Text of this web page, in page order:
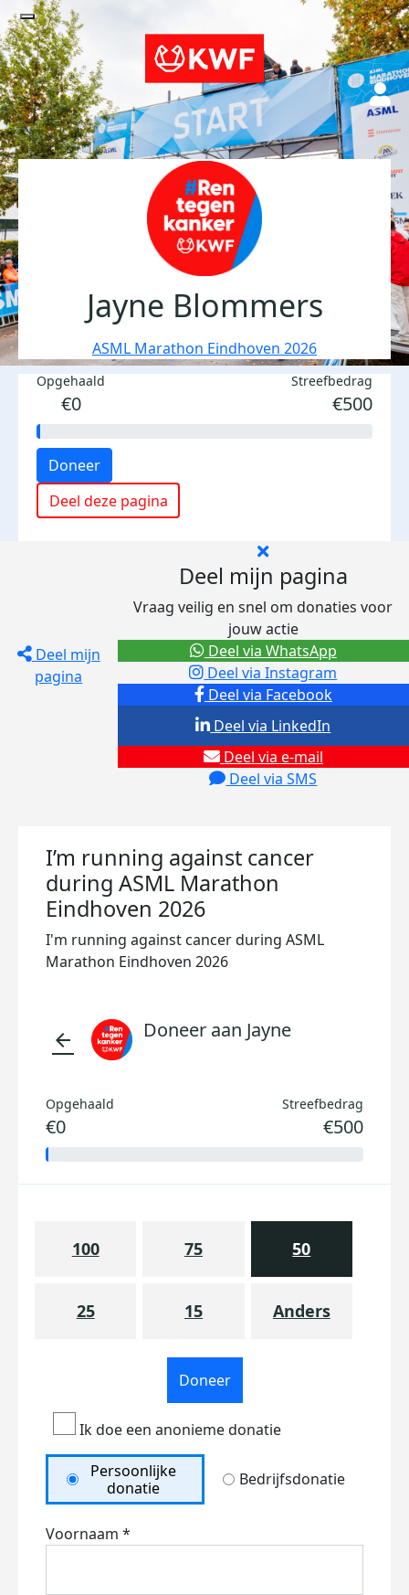
Jayne Blommers
ASML Marathon Eindhoven 2026
Opgehaald
€0
Streefbedrag
€500
Doneer
Deel deze pagina
Deel mijn
pagina
Deel mijn pagina
Vraag veilig en snel om donaties voor
jouw actie
Deel via Facebook
Deel via Instagram
Deel via e-mail
Deel via SMS
Deel via LinkedIn
Deel via WhatsApp
I’m running against cancer
during ASML Marathon
Eindhoven 2026
I'm running against cancer during ASML
Marathon Eindhoven 2026
arrow_back Doneer aan Jayne
Opgehaald
€0
Streefbedrag
€500
100 75 50
25 15 Anders
Doneer
Ik doe een anonieme donatie
Persoonlijke
donatie
Bedrijfsdonatie
Voornaam *